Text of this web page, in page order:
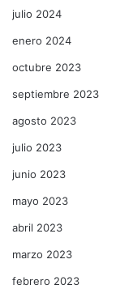
julio 2024
enero 2024
octubre 2023
septiembre 2023
agosto 2023
julio 2023
junio 2023
mayo 2023
abril 2023
marzo 2023
febrero 2023